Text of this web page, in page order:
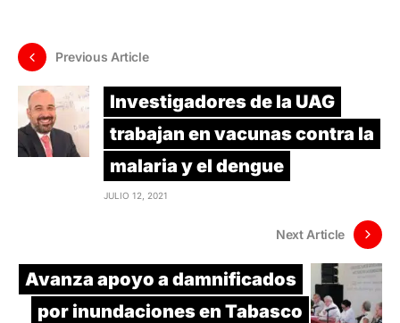
Previous Article
Investigadores de la UAG
trabajan en vacunas contra la
malaria y el dengue
JULIO 12, 2021
Next Article
Avanza apoyo a damnificados
por inundaciones en Tabasco